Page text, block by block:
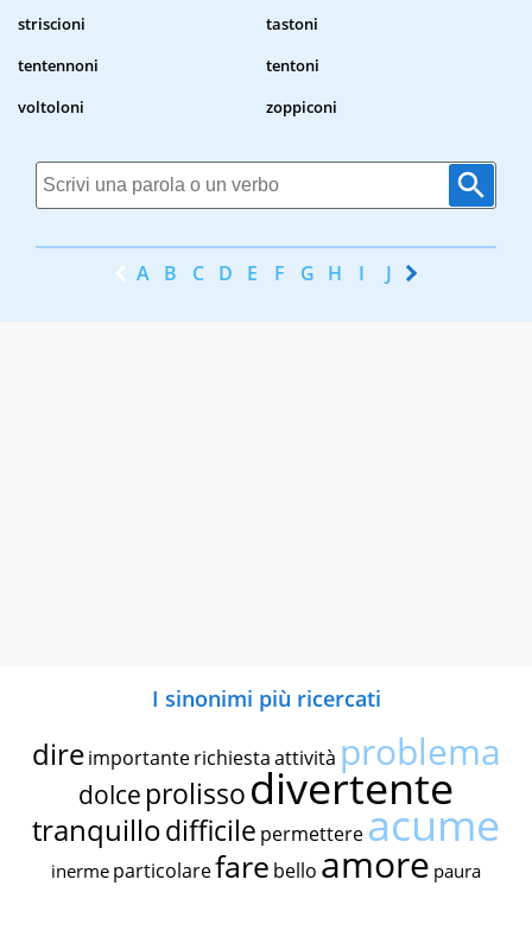
striscioni
tastoni
tentennoni
tentoni
voltoloni
zoppiconi
A B C D E F G H I J K
I sinonimi più ricercati
dire importante richiestaattività problema
dolce prolissodivertente
tranquillodifficile permettereacume
inerme particolarefare bello amore paura